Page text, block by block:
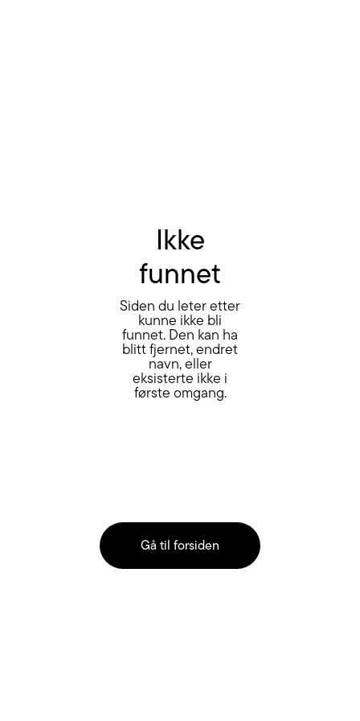
Ikke
funnet
Siden du leter etter
kunne ikke bli
funnet. Den kan ha
blitt fjernet, endret
navn, eller
eksisterte ikke i
første omgang.
Gå til forsiden